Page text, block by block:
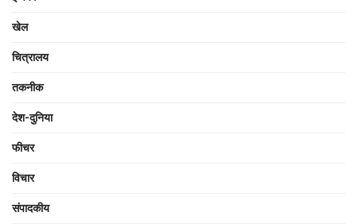
खेल
चित्रालय
तकनीक
देश-दुनिया
फीचर
विचार
संपादकीय